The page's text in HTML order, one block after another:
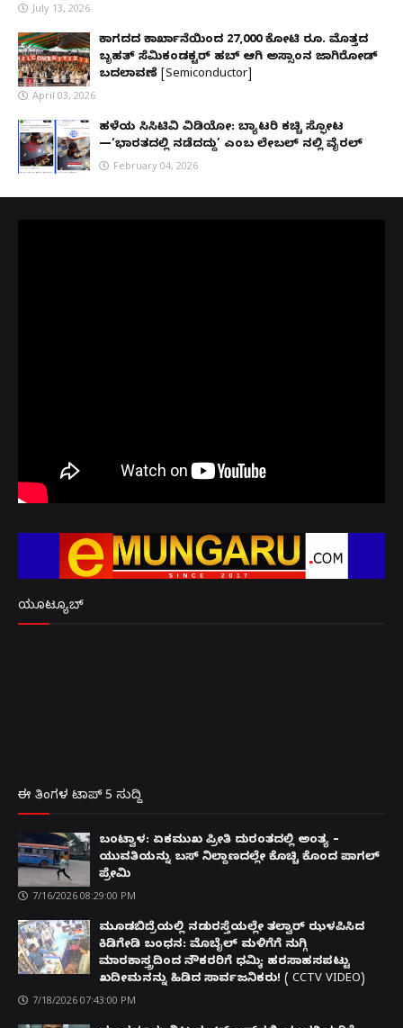
July 13, 2026
ಕಾಗದದ ಕಾರ್ಖಾನೆಯಿಂದ 27,000 ಕೋಟಿ ರೂ. ಮೊತ್ತದ
ಬೃಹತ್ ಸೆಮಿಕಂಡಕ್ಟರ್ ಹಬ್ ಆಗಿ ಅಸ್ಸಾಂನ ಜಾಗಿರೋಡ್
ಬದಲಾವಣೆ [Semiconductor]
April 03, 2026
ಹಳೆಯ ಸಿಸಿಟಿವಿ ವಿಡಿಯೋ: ಬ್ಯಾಟರಿ ಕಚ್ಚಿ ಸ್ಫೋಟ
—‘ಭಾರತದಲ್ಲಿ ನಡೆದದ್ದು’ ಎಂಬ ಲೇಬಲ್ ನಲ್ಲಿ ವೈರಲ್
February 04, 2026
ಯೂಟ್ಯೂಬ್
ಈ ತಿಂಗಳ ಟಾಪ್ 5 ಸುದ್ದಿ
ಬಂಟ್ವಾಳ: ಏಕಮುಖ ಪ್ರೀತಿ ದುರಂತದಲ್ಲಿ ಅಂತ್ಯ –
ಯುವತಿಯನ್ನು ಬಸ್ ನಿಲ್ದಾಣದಲ್ಲೇ ಕೊಚ್ಚಿ ಕೊಂದ ಪಾಗಲ್
ಪ್ರೇಮಿ
7/16/2026 08:29:00 PM
ಮೂಡಬಿದ್ರೆಯಲ್ಲಿ ನಡುರಸ್ತೆಯಲ್ಲೇ ತಲ್ವಾರ್ ಝಳಪಿಸಿದ
ಕಿಡಿಗೇಡಿ ಬಂಧನ: ಮೊಬೈಲ್ ಮಳಿಗೆಗೆ ನುಗ್ಗಿ
ಮಾರಕಾಸ್ತ್ರದಿಂದ ನೌಕರರಿಗೆ ಧಮ್ಕಿ; ಹರಸಾಹಸಪಟ್ಟು
ಖದೀಮನನ್ನು ಹಿಡಿದ ಸಾರ್ವಜನಿಕರು! ( CCTV VIDEO)
7/18/2026 07:43:00 PM